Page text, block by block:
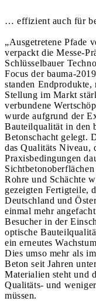
… effizient auch für
„Ausgetretene Pfade
verpackt die Messe-
Schlüsselbauer
Focus der bauma-
standen
Stellung im Markt
verbundene
wurde aufgrund der
Bauteilqualität in den
Betonschacht gelegt.
das Qualitäts Niveau,
Praxisbedingungen
Rohre und Schächte
gezeigten Fertigteile,
Deutschland und
einmal mehr
Besucher in der
optische
ein erneutes
Dies umso mehr als
Beton seit Jahren
Materialien steht und
Qualitäts- und
müssen.